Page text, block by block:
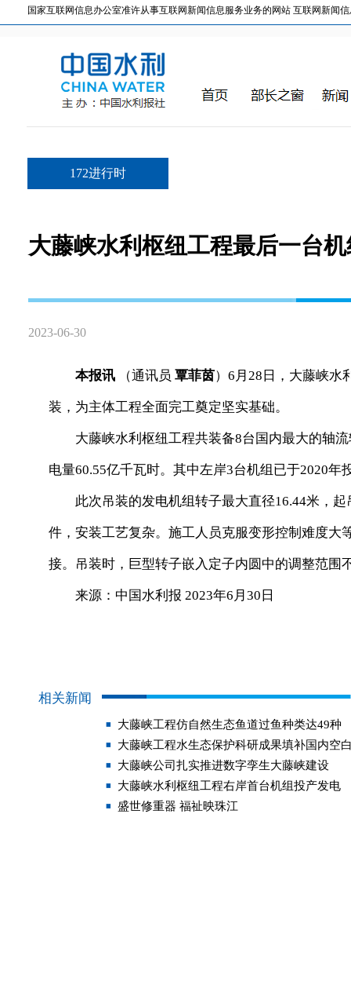
国家互联网信息办公室准许从事互联网新闻信息服务业务的网站 互联网新闻信
172进行时
大藤峡水利枢纽工程最后一台
2023-06-30
本报讯 （通讯员 覃菲茵）6月28日，大藤峡
装，为主体工程全面完工奠定坚实基础。
大藤峡水利枢纽工程共装备8台国内最大的轴流
电量60.55亿千瓦时。其中左岸3台机组已于2020年
此次吊装的发电机组转子最大直径16.44米，起
件，安装工艺复杂。施工人员克服变形控制难度
接。吊装时，巨型转子嵌入定子内圆中的调整范围
来源：中国水利报 2023年6月30日
相关新闻
大藤峡工程仿自然生态鱼道过鱼种类达49种
大藤峡工程水生态保护科研成果填补国内空
大藤峡公司扎实推进数字孪生大藤峡建设
大藤峡水利枢纽工程右岸首台机组投产发电
盛世修重器 福祉映珠江